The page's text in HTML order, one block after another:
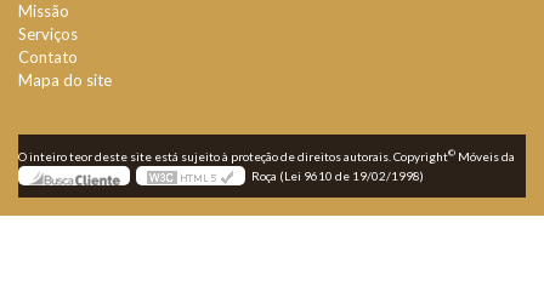
Missão
Serviços
Contato
Mapa do site
O inteiro teor deste site está sujeito à proteção de direitos autorais. Copyright© Móveis da
Roça (Lei 9610 de 19/02/1998)